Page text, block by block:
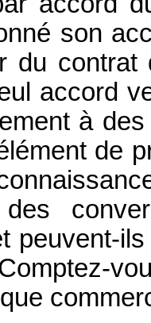
son
du
accord
à
de
des
peuvent-